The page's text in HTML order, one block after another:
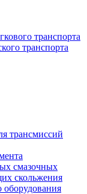
транспорта
транспорта
трансмиссий
смазочных
скольжения
оборудования